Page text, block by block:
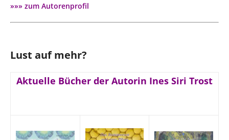
»»» zum Autorenprofil
Lust auf mehr?
Aktuelle Bücher der Autorin Ines Siri Trost